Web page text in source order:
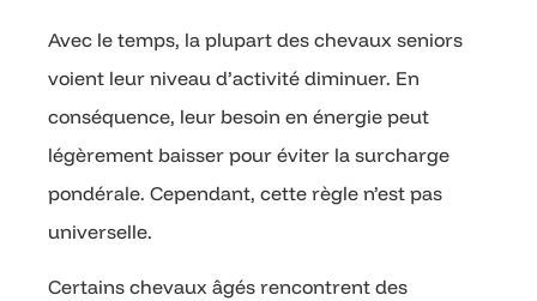
Avec le temps, la plupart des chevaux seniors
voient leur niveau d’activité diminuer. En
conséquence, leur besoin en énergie peut
légèrement baisser pour éviter la surcharge
pondérale. Cependant, cette règle n’est pas
universelle.
Certains chevaux âgés rencontrent des